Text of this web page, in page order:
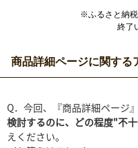
※ふるさと納
終了
商品詳細ページに関する